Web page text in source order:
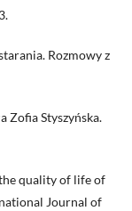
Rozmowy z
Zofia Styszyńska.
quality of life of
Journal of